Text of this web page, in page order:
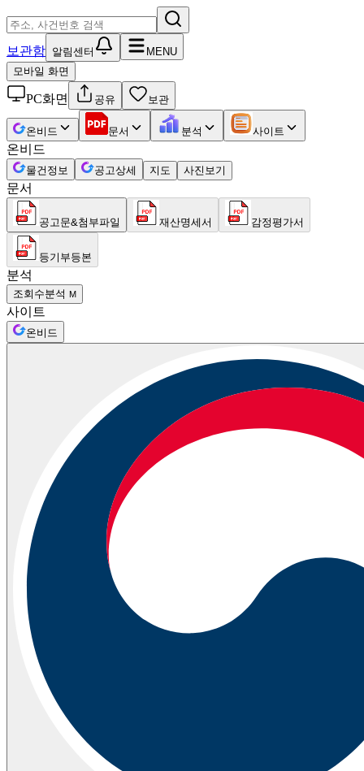
보관함 알림센터
MENU
모바일 화면
PC화면 공유 보관
온비드 문서 분석 사이트
온비드
물건정보 공고상세 지도 사진보기
문서
공고문&첨부파일 재산명세서 감정평가서
등기부등본
분석
조회수분석 M
사이트
온비드